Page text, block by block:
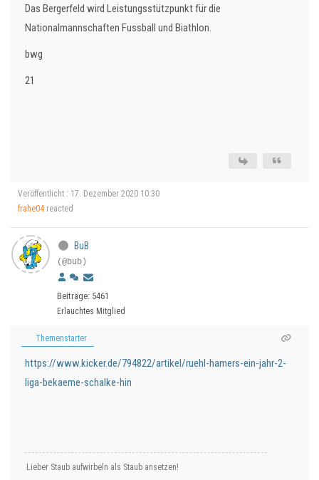
Das Bergerfeld wird Leistungsstützpunkt für die
Nationalmannschaften Fussball und Biathlon.
bwg
21
Veröffentlicht : 17. Dezember 2020 10:30
frahe04 reacted
BuB
(@bub)
Beiträge: 5461
Erlauchtes Mitglied
Themenstarter
https://www.kicker.de/794822/artikel/ruehl-hamers-ein-jahr-2-
liga-bekaeme-schalke-hin
Lieber Staub aufwirbeln als Staub ansetzen!